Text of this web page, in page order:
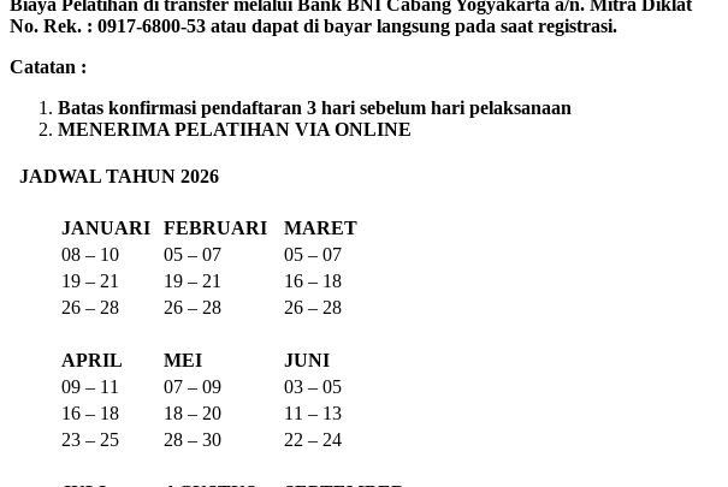
Biaya Pelatihan di transfer melalui Bank BNI Cabang Yogyakarta a/n. Mitra Diklat
No. Rek. : 0917-6800-53 atau dapat di bayar langsung pada saat registrasi.
Catatan :
Batas konfirmasi pendaftaran 3 hari sebelum hari pelaksanaan
MENERIMA PELATIHAN VIA ONLINE
JADWAL TAHUN 2026
JANUARI FEBRUARI
MARET
08 – 10
05 – 07
05 – 07
19 – 21
19 – 21
16 – 18
26 – 28
26 – 28 26 – 28
APRIL MEI
JUNI
09 – 11
07 – 09
03 – 05
16 – 18
18 – 20
11 – 13
23 – 25
28 – 30 22 – 24